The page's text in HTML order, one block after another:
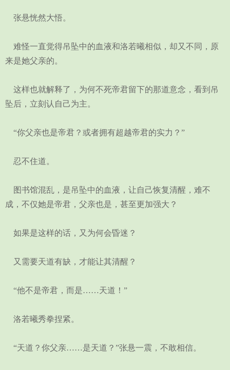
张悬恍然大悟。
难怪一直觉得吊坠中的血液和洛若曦相似，却又不同，原
来是她父亲的。
这样也就解释了，为何不死帝君留下的那道意念，看到吊
坠后，立刻认自己为主。
“你父亲也是帝君？或者拥有超越帝君的实力？”
忍不住道。
图书馆混乱，是吊坠中的血液，让自己恢复清醒，难不
成，不仅她是帝君，父亲也是，甚至更加强大？
如果是这样的话，又为何会昏迷？
又需要天道有缺，才能让其清醒？
“他不是帝君，而是……天道！”
洛若曦秀拳捏紧。
“天道？你父亲……是天道？”张悬一震，不敢相信。